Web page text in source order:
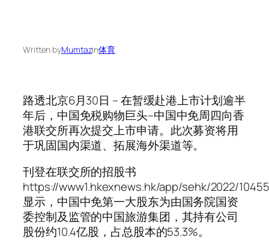
Written byMumtazin体育
路透北京6月30日 – 在暂缓赴港上市计划逾半
年后，中国免税购物巨头–中国中免周四向香
港联交所再次提交上市申请。此次募资将用
于巩固国内渠道、拓展海外渠道等。
刊登在联交所的招股书
https://www1.hkexnews.hk/app/sehk/2022/
显示，中国中免第一大股东为由国务院国资
委控制及监管的中国旅游集团，其持有公司
股份约10.4亿股，占总股本的53.3%。